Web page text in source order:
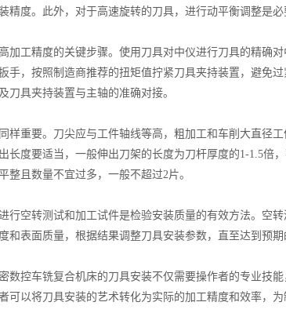
精度。此外，对于高速旋转的刀具，进行动平衡调整是
工精度的关键步骤。使用刀具对中仪进行刀具的精确对
手，按照制造商推荐的扭矩值拧紧刀具夹持装置，避免
刀具夹持装置与主轴的准确对接。
重要。刀尖应与工件轴线等高，粗加工和车削大直径工
长度要适当，一般伸出刀架的长度为刀杆厚度的1-1.5倍
整且数量不宜过多，一般不超过2片。
空转测试和加工试件是检验安装质量的有效方法。空转
和表面质量，根据结果调整刀具安装参数，直至达到预期
控车铣复合机床的刀具安装不仅需要操作者的专业技能
可以将刀具安装的艺术转化为实际的加工精度和效率，为